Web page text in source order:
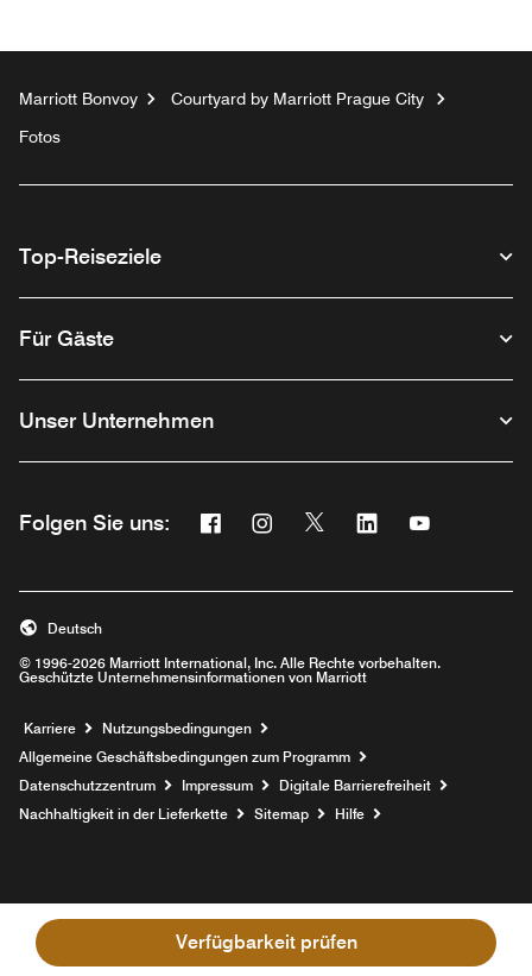
Verfügbarkeit prüfen
Marriott Bonvoy
Courtyard by Marriott Prague City
Fotos
Top-Reiseziele
Für Gäste
Unser Unternehmen
Folgen Sie uns: Facebook
Opens a new window
Instagram
Opens a new window
Twitter
Opens a new window
Linkedin
Opens a new
Opens a
© 1996-2026 Marriott International, Inc. Alle Rechte vorbehalten.
Geschützte Unternehmensinformationen von Marriott
Deutsch
Karriere Opens a new window
Nutzungsbedingungen
Allgemeine Geschäftsbedingungen zum Programm
Datenschutzzentrum
Impressum
Digitale Barrierefreiheit
Nachhaltigkeit in der Lieferkette
Sitemap Hilfe